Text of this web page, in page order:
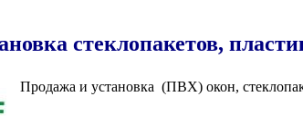
стеклопакетов,
Продажа и установка (ПВХ) окон,